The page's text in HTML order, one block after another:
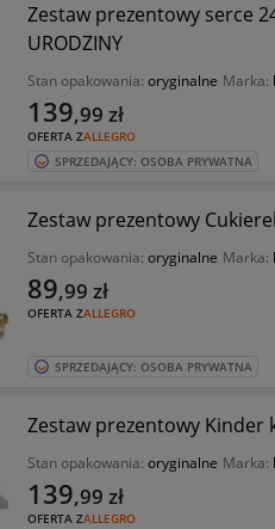
Zestaw prezentowy serce
URODZINY
Stan opakowania: oryginalne Marka:
OFERTA ZALLEGRO
139,99 zł
SPRZEDAJĄCY: OSOBA PRYWATNA
Zestaw prezentowy
Stan opakowania: oryginalne Marka:
OFERTA ZALLEGRO
89,99 zł
SPRZEDAJĄCY: OSOBA PRYWATNA
Zestaw prezentowy Kinder
Stan opakowania: oryginalne Marka:
OFERTA ZALLEGRO
139,99 zł